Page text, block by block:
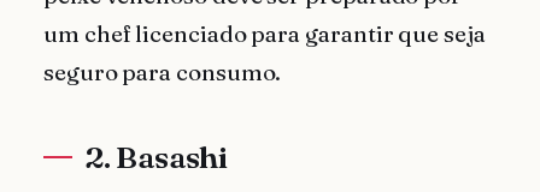
um chef licenciado para garantir que seja
seguro para consumo.
2. Basashi